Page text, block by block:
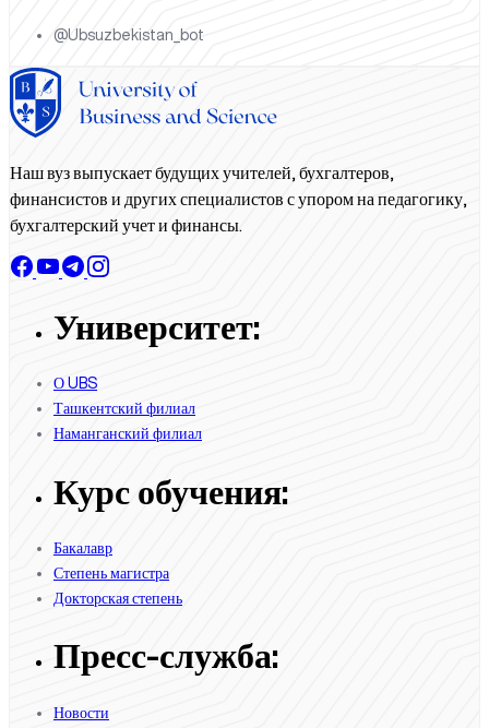
@Ubsuzbekistan_bot
Наш вуз выпускает будущих учителей, бухгалтеров,
финансистов и других специалистов с упором на педагогику,
бухгалтерский учет и финансы.
Университет:
О UBS
Ташкентский филиал
Наманганский филиал
Курс обучения:
Бакалавр
Степень магистра
Докторская степень
Пресс-служба:
Новости